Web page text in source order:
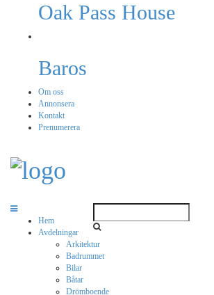
Oak Pass House
Baros
Om oss
Annonsera
Kontakt
Prenumerera
Hem
Avdelningar
Arkitektur
Badrummet
Bilar
Båtar
Drömboende